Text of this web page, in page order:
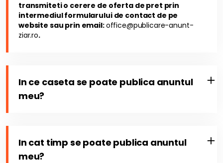
transmiteti o cerere de oferta de pret prin
intermediul formularului de contact de pe
website sau prin email:office@publicare-anunt-
ziar.ro.
In ce caseta se poate publica anuntul
meu?
In cat timp se poate publica anuntul
meu?